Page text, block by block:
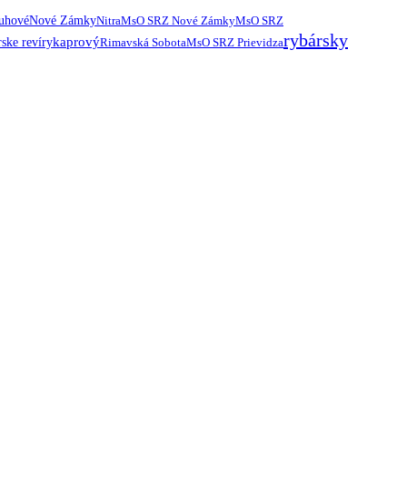
Nové ZámkyNitraMsO SRZ Nové ZámkyMsO SRZ
revírykaprovýRimavská SobotaMsO SRZ Prievidzarybársky